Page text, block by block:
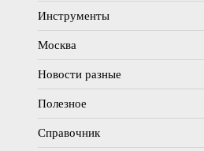
Инструменты
Москва
Новости разные
Полезное
Справочник